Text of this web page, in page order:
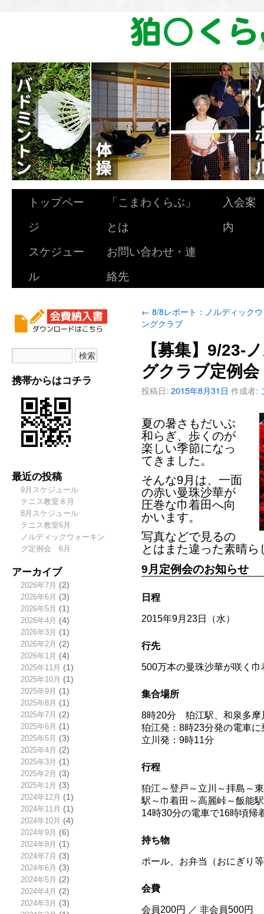
トップペー
ジ
「こまわくらぶ」
とは
入会案
内
スケジュー
ル
お問い合わせ・連
絡先
携帯からはコチラ
最近の投稿
9月スケジュール
テニス教室８月
8月スケジュール
テニス教室6月
ノルディックウォーキン
グ定例会 6月
アーカイブ
2026年7月 (2)
2026年6月 (3)
2026年5月 (1)
2026年4月 (4)
2026年3月 (1)
2026年2月 (2)
2026年1月 (4)
2025年11月 (1)
2025年10月 (1)
2025年9月 (1)
2025年8月 (1)
2025年7月 (2)
2025年6月 (1)
2025年5月 (3)
2025年4月 (2)
2025年3月 (1)
2025年2月 (3)
2025年1月 (3)
2024年12月 (1)
2024年11月 (1)
2024年10月 (4)
2024年9月 (6)
2024年8月 (1)
2024年7月 (3)
2024年6月 (3)
2024年5月 (2)
2024年4月 (2)
2024年3月 (3)
← 8/8レポート：ノルディック
ングクラブ
【募集】9/23-
グクラブ定例会
投稿日: 2015年8月31日 作成者:
夏の暑さもだいぶ
和らぎ、歩くのが
楽しい季節になっ
てきました。
そんな9月は、一面
の赤い曼珠沙華が
圧巻な巾着田へ向
かいます。
写真などで見るの
とはまた違った素晴
9月定例会のお知らせ
日程
2015年9月23日（水）
行先
500万本の曼珠沙華が咲く巾
集合場所
8時20分 狛江駅、和泉多摩
狛江発：8時23分発の電車に
立川発：9時11分
行程
狛江～登戸～立川～拝島～
駅～巾着田～高麗峠～飯能
14時30分の電車で16時頃帰
持ち物
ポール、お弁当（おにぎり
会費
会員200円 ／ 非会員500円